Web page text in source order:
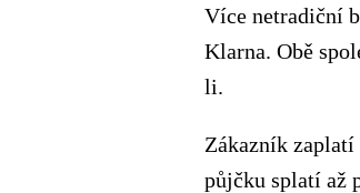
Více netradiční
Klarna. Obě
li.
Zákazník
půjčku splatí až